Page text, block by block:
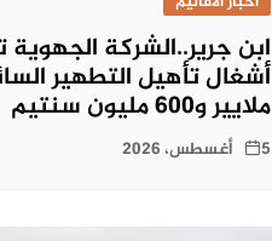
ابن جرير..الشركة
ملايير و600 مليون سنتيم
5 أغسطس، 2026